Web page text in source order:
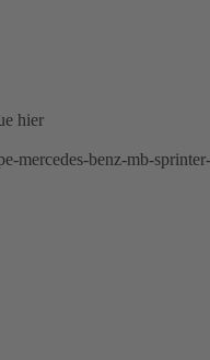
hier
mercedes-benz-mb-